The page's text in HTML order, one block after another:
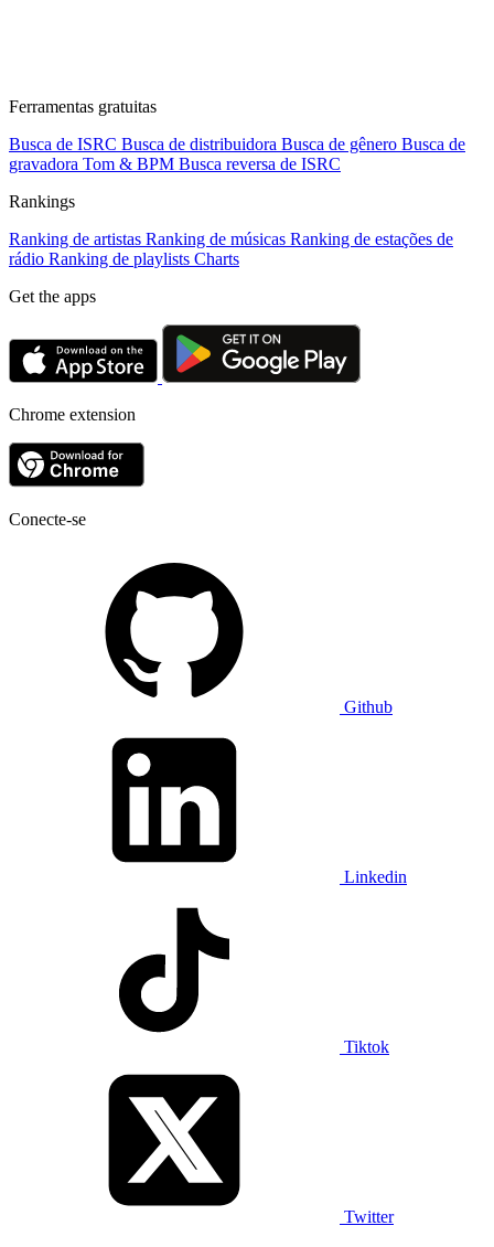
Ferramentas gratuitas
Busca de ISRC Busca de distribuidora Busca de gênero Busca de
gravadora Tom & BPM Busca reversa de ISRC
Rankings
Ranking de artistas Ranking de músicas Ranking de estações de
rádio Ranking de playlists Charts
Get the apps
Chrome extension
Conecte-se
Github
Linkedin
Tiktok
Twitter